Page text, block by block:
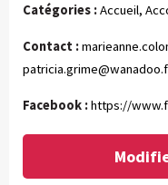
Catégories :Accueil,
Contact :
Facebook :https://